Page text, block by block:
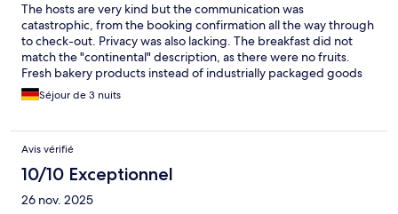
The hosts are very kind but the communication was
catastrophic, from the booking confirmation all the way through
to check-out. Privacy was also lacking. The breakfast did not
match the "continental" description, as there were no fruits.
Fresh bakery products instead of industrially packaged goods
would definitely be a welcome improvement. The car parking
area is pretty small, so you have to move your car every now and
cannot recommend this guesthouse.
Séjour de 3 nuits
Avis vérifié
10/10 Exceptionnel
26 nov. 2025